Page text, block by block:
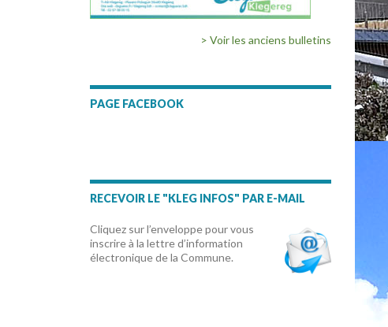
> Voir les anciens bulletins
PAGE FACEBOOK
RECEVOIR LE "KLEG INFOS" PAR E-MAIL
Cliquez sur l’enveloppe pour vous
inscrire à la lettre d’information
électronique de la Commune.